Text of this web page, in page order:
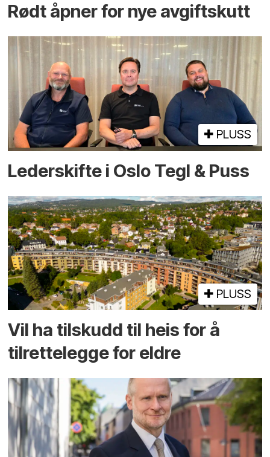
Rødt åpner for nye avgiftskutt
PLUSS
Lederskifte i Oslo Tegl & Puss
PLUSS
Vil ha tilskudd til heis for å
tilrettelegge for eldre